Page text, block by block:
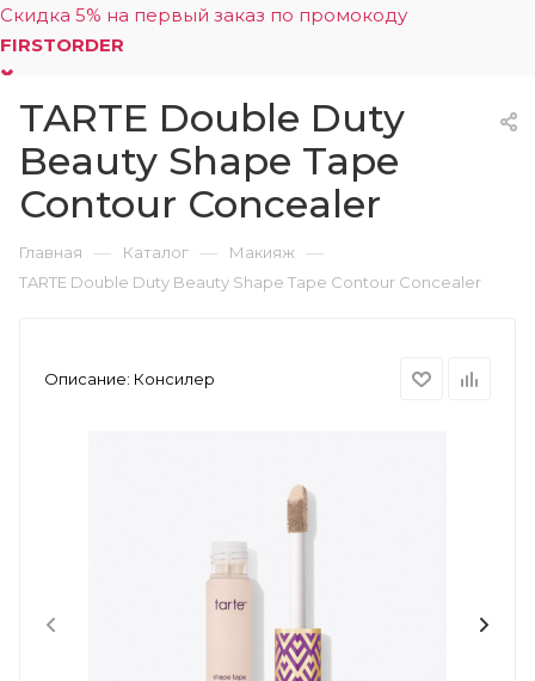
Скидка 5% на первый заказ по промокоду
FIRSTORDER
0
TARTE Double Duty
Beauty Shape Tape
Contour Concealer
Главная — Каталог — Макияж —
TARTE Double Duty Beauty Shape Tape Contour Concealer
Описание: Консилер